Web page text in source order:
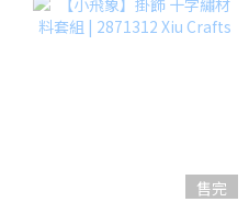
售完